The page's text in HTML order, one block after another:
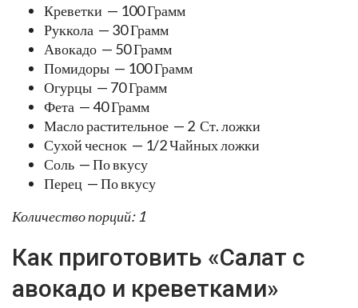
Креветки — 100 Грамм
Руккола — 30 Грамм
Авокадо — 50 Грамм
Помидоры — 100 Грамм
Огурцы — 70 Грамм
Фета — 40 Грамм
Масло растительное — 2 Ст. ложки
Сухой чеснок — 1/2 Чайных ложки
Соль — По вкусу
Перец — По вкусу
Количество порций: 1
Как приготовить «Салат с
авокадо и креветками»